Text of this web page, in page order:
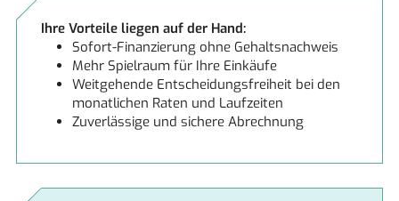
ORANIER Küchentechnik
Schock
Siemens
Ihre Vorteile liegen auf der Hand:
Sofort-Finanzierung ohne Gehaltsnachweis
Mehr Spielraum für Ihre Einkäufe
Weitgehende Entscheidungsfreiheit bei den
monatlichen Raten und Laufzeiten
Zuverlässige und sichere Abrechnung